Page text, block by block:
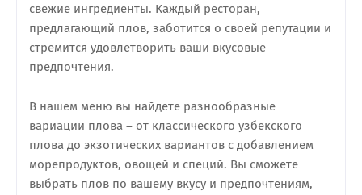
свежие ингредиенты. Каждый ресторан,
предлагающий плов, заботится о своей репутации и
стремится удовлетворить ваши вкусовые
предпочтения.
В нашем меню вы найдете разнообразные
вариации плова – от классического узбекского
плова до экзотических вариантов с добавлением
морепродуктов, овощей и специй. Вы сможете
выбрать плов по вашему вкусу и предпочтениям,